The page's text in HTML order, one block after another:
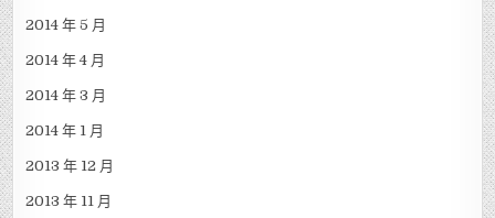
2014 年 5 月
2014 年 4 月
2014 年 3 月
2014 年 1 月
2013 年 12 月
2013 年 11 月